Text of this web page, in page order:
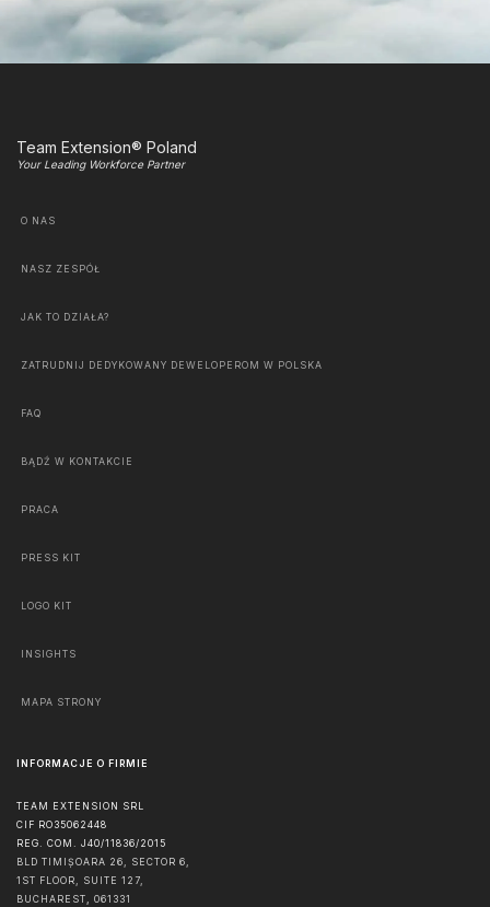
Team Extension® Poland
Your Leading Workforce Partner
O NAS
NASZ ZESPÓŁ
JAK TO DZIAŁA?
ZATRUDNIJ DEDYKOWANY DEWELOPEROM W POLSKA
FAQ
BĄDŹ W KONTAKCIE
PRACA
PRESS KIT
LOGO KIT
INSIGHTS
MAPA STRONY
INFORMACJE O FIRMIE
TEAM EXTENSION SRL
CIF RO35062448
REG. COM. J40/11836/2015
BLD TIMIȘOARA 26, SECTOR 6,
1ST FLOOR, SUITE 127,
BUCHAREST, 061331